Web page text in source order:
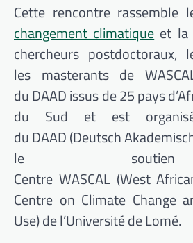
Cette rencontre rassemble
changement climatique et la
chercheurs postdoctoraux,
les masterantsde
duDAADissus de 25 pays
du Sud et est
duDAAD(Deutsch
le
Centre WASCAL (West
Centre on Climate Change
Use)de l’Université de Lomé.